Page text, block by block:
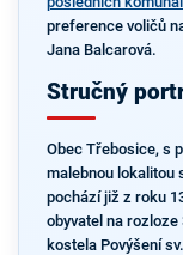
preference voličů
Jana Balcarová.
Stručný
Obec Třebosice, s
malebnou lokalitou
pochází již z roku
obyvatel na rozloze
kostela Povýšení